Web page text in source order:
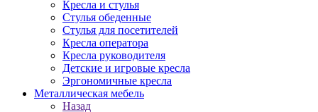
Кресла и стулья
Стулья обеденные
Стулья для посетителей
Кресла оператора
Кресла руководителя
Детские и игровые кресла
Эргономичные кресла
Металлическая мебель
Назад